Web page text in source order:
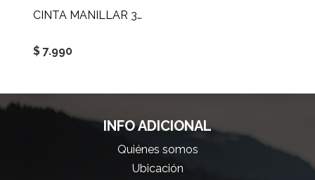
CINTA MANILLAR 30X1900MM
$ 7.990
INFO ADICIONAL
Quiénes somos
Ubicación